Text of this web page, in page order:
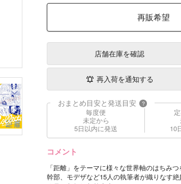
再販希望
店舗在庫を確認
再入荷を通知する
おまとめ目安と発送目安 ?
毎度便
未定から
5日以内に発送
10
コメント
「距離」をテーマに様々な世界軸のはちみ
幹部、モデザなど15人の執筆者が織りなす